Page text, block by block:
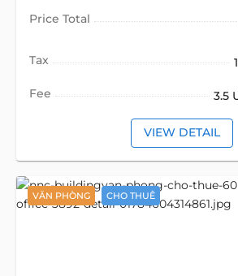
Price Total
Tax
Fee 3.5
VIEW DETAIL
VĂN PHÒNG CHO THUÊ